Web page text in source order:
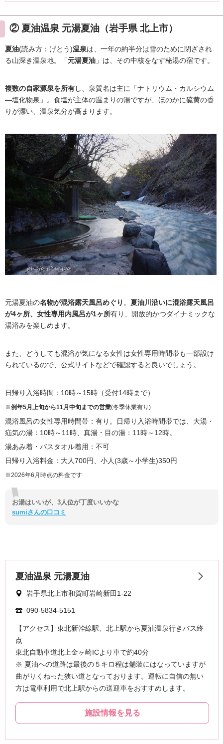
② 夏油温泉 元湯夏油（岩手県 北上市）
夏油(読み方：げとう)温泉は、一年の約半分は雪のために閉ざされ
る山深き温泉地。「元湯夏油 」は、その中核をなす秘湯の宿です。
複数の自家源泉を所有し、泉質名は主に「ナトリウム・カルシウム
―塩化物泉」。食塩が主体の温まりの湯ですが、ほのかに硫黄の香
りが漂い、温泉気分が高まります。
元湯夏油の名物が混浴露天風呂めぐり 。 夏油川沿いに混浴露天風呂
が4ヶ所、女性専用内風呂が1ヶ所有り、開放的かつダイナミックな
湯浴みを楽しめます。
また、どうしても混浴が気になる女性は女性専用時間帯も一部設け
られているので、公式サイトなどで確認すると良いでしょう。
日帰り入浴時間：10時～15時（受付14時まで）
※例年5月上旬から11月中旬までの営業(冬季休業有り)
混浴風呂の女性専用時間帯：有り。日帰り入浴時間帯では、大湯・
疝気の湯：10時～11時、真湯・目の湯：11時～12時。
湯あみ着・バスタオル着用：不可
日帰り入浴料金：大人700円、小人(3歳～小学生)350円
※2026年6月時点の料金です
お湯はいいが、3人位が丁度いいかな
sumiさんの口コミ